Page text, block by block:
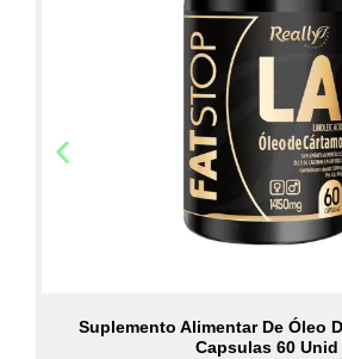
Suplemento Alimentar De Óleo
Capsulas 60 Unid